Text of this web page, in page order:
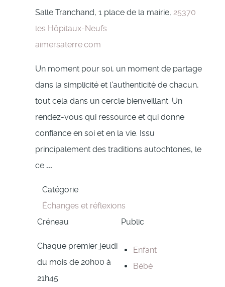
Salle Tranchand, 1 place de la mairie, 25370
les Hôpitaux-Neufs
aimersaterre.com
Un moment pour soi, un moment de partage
dans la simplicité et l'authenticité de chacun,
tout cela dans un cercle bienveillant. Un
rendez-vous qui ressource et qui donne
confiance en soi et en la vie. Issu
principalement des traditions autochtones, le
ce ...
Catégorie
Échanges et réflexions
Créneau
Chaque premier jeudi
du mois de 20h00 à
21h45
Public
Enfant
Bébé